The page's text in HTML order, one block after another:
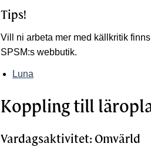
Tips!
Vill ni arbeta mer med källkritik
SPSM:s webbutik.
Luna
Koppling till
Vardagsaktivitet: Omvärld